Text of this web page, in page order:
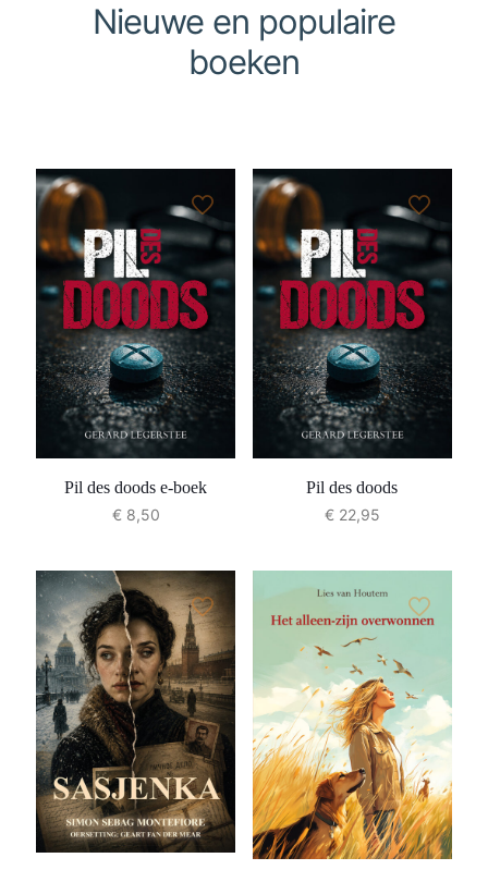
Nieuwe en populaire
boeken
Pil des doods e-boek
€8,50
Pil des doods
€22,95